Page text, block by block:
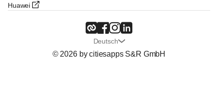
Huawei
Deutsch
© 2026 by citiesapps S&R GmbH